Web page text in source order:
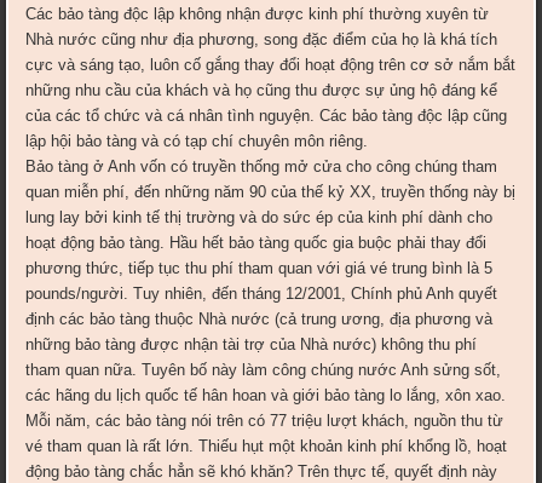
Các bảo tàng độc lập không nhận được kinh phí thường xuyên từ
Nhà nước cũng như địa phương, song đặc điểm của họ là khá tích
cực và sáng tạo, luôn cố gắng thay đổi hoạt động trên cơ sở nắm bắt
những nhu cầu của khách và họ cũng thu được sự ủng hộ đáng kể
của các tổ chức và cá nhân tình nguyện. Các bảo tàng độc lập cũng
lập hội bảo tàng và có tạp chí chuyên môn riêng.
Bảo tàng ở Anh vốn có truyền thống mở cửa cho công chúng tham
quan miễn phí, đến những năm 90 của thế kỷ XX, truyền thống này bị
lung lay bởi kinh tế thị trường và do sức ép của kinh phí dành cho
hoạt động bảo tàng. Hầu hết bảo tàng quốc gia buộc phải thay đổi
phương thức, tiếp tục thu phí tham quan với giá vé trung bình là 5
pounds/người. Tuy nhiên, đến tháng 12/2001, Chính phủ Anh quyết
định các bảo tàng thuộc Nhà nước (cả trung ương, địa phương và
những bảo tàng được nhận tài trợ của Nhà nước) không thu phí
tham quan nữa. Tuyên bố này làm công chúng nước Anh sửng sốt,
các hãng du lịch quốc tế hân hoan và giới bảo tàng lo lắng, xôn xao.
Mỗi năm, các bảo tàng nói trên có 77 triệu lượt khách, nguồn thu từ
vé tham quan là rất lớn. Thiếu hụt một khoản kinh phí khổng lồ, hoạt
động bảo tàng chắc hẳn sẽ khó khăn? Trên thực tế, quyết định này